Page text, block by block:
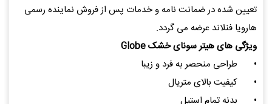
تعیین شده در ضمانت نامه و خدمات پس از فروش نماینده رسمی
هارویا فنلاند عرضه می گردد.
ویژگی های هیتر سونای خشک Globe
•
طراحی منحصر به فرد و زیبا
•
کیفیت بالای متریال
•
بدنه تمام استیل